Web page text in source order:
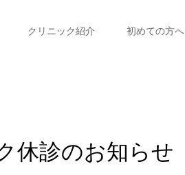
クリニック紹介 初めての方へ
休診のお知らせ